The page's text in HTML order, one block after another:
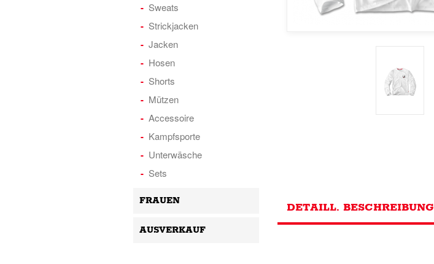
DETAILL. BESCHREIBUNG
Sweats
Strickjacken
Jacken
Hosen
Shorts
Mützen
Accessoire
Kampfsporte
Unterwäsche
Sets
FRAUEN
AUSVERKAUF